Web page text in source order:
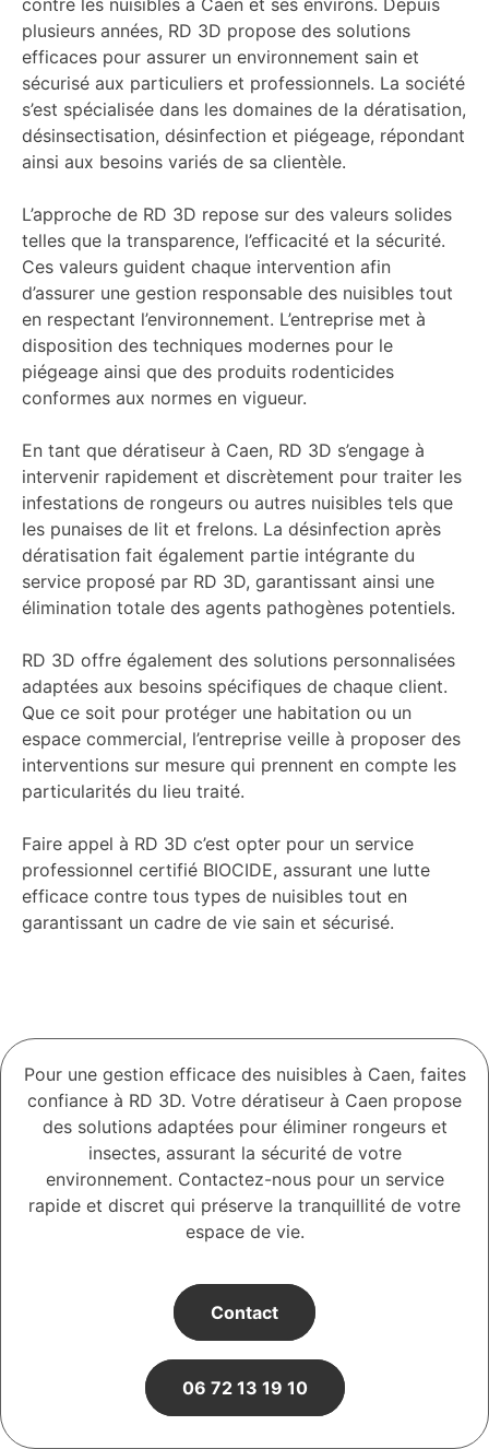
plusieurs années, RD 3D propose des solutions
efficaces pour assurer un environnement sain et
sécurisé aux particuliers et professionnels. La société
s’est spécialisée dans les domaines de la dératisation,
désinsectisation, désinfection et piégeage, répondant
ainsi aux besoins variés de sa clientèle.
L’approche de RD 3D repose sur des valeurs solides
telles que la transparence, l’efficacité et la sécurité.
Ces valeurs guident chaque intervention afin
d’assurer une gestion responsable des nuisibles tout
en respectant l’environnement. L’entreprise met à
disposition des techniques modernes pour le
piégeage ainsi que des produits rodenticides
conformes aux normes en vigueur.
En tant que dératiseur à Caen, RD 3D s’engage à
intervenir rapidement et discrètement pour traiter les
infestations de rongeurs ou autres nuisibles tels que
les punaises de lit et frelons. La désinfection après
dératisation fait également partie intégrante du
service proposé par RD 3D, garantissant ainsi une
élimination totale des agents pathogènes potentiels.
RD 3D offre également des solutions personnalisées
adaptées aux besoins spécifiques de chaque client.
Que ce soit pour protéger une habitation ou un
espace commercial, l’entreprise veille à proposer des
interventions sur mesure qui prennent en compte les
particularités du lieu traité.
Faire appel à RD 3D c’est opter pour un service
professionnel certifié BIOCIDE, assurant une lutte
efficace contre tous types de nuisibles tout en
garantissant un cadre de vie sain et sécurisé.
Pour une gestion efficace des nuisibles à Caen, faites
confiance à RD 3D. Votre dératiseur à Caen propose
des solutions adaptées pour éliminer rongeurs et
insectes, assurant la sécurité de votre
environnement. Contactez-nous pour un service
rapide et discret qui préserve la tranquillité de votre
espace de vie.
Contact
06 72 13 19 10